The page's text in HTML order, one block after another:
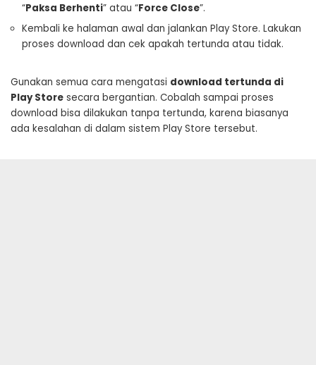
“Paksa Berhenti” atau “Force Close”.
Kembali ke halaman awal dan jalankan Play Store. Lakukan
proses download dan cek apakah tertunda atau tidak.
Gunakan semua cara mengatasi download tertunda di
Play Store secara bergantian. Cobalah sampai proses
download bisa dilakukan tanpa tertunda, karena biasanya
ada kesalahan di dalam sistem Play Store tersebut.